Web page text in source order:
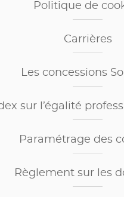
Politique de
Carrières
Les concessions
sur l’égalité
Paramétrage des
Règlement sur les